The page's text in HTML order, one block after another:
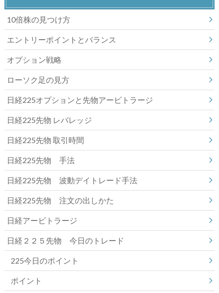
10倍株の見つけ方
エントリーポイントとバランス
オプション戦略
ローソク足の見方
日経225オプションと先物アービトラージ
日経225先物 レバレッジ
日経225先物 取引時間
日経225先物 手法
日経225先物 波動デイトレード手法
日経225先物 注文の出しかた
日経アービトラージ
日経２２５先物 今日のトレード
225今日のポイント
ポイント